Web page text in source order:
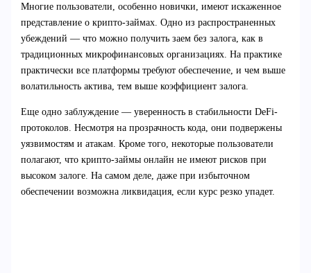
Многие пользователи, особенно новички, имеют искаженное
представление о крипто-займах. Одно из распространенных
убеждений — что можно получить заем без залога, как в
традиционных микрофинансовых организациях. На практике
практически все платформы требуют обеспечение, и чем выше
волатильность актива, тем выше коэффициент залога.
Еще одно заблуждение — уверенность в стабильности DeFi-
протоколов. Несмотря на прозрачность кода, они подвержены
уязвимостям и атакам. Кроме того, некоторые пользователи
полагают, что крипто-займы онлайн не имеют рисков при
высоком залоге. На самом деле, даже при избыточном
обеспечении возможна ликвидация, если курс резко упадет.